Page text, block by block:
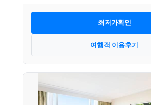
최저가확인
여행객 이용후기